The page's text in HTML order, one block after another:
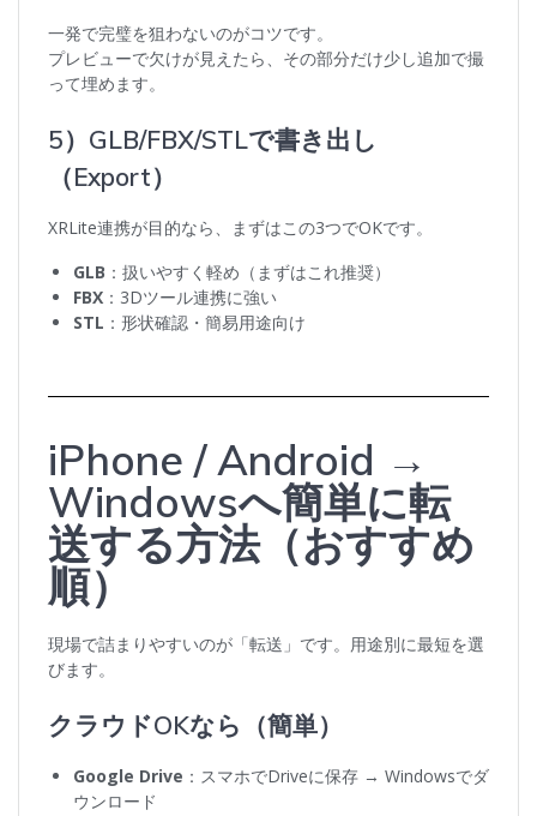
一発で完璧を狙わないのがコツです。
プレビューで欠けが見えたら、その部分だけ少し追加で撮
って埋めます。
5）GLB/FBX/STLで書き出し
（Export）
XRLite連携が目的なら、まずはこの3つでOKです。
GLB ：扱いやすく軽め（まずはこれ推奨）
FBX ：3Dツール連携に強い
STL ：形状確認・簡易用途向け
iPhone / Android →
Windowsへ簡単に転
送する方法（おすすめ
順）
現場で詰まりやすいのが「転送」です。用途別に最短を選
びます。
クラウドOKなら（簡単）
Google Drive ：スマホでDriveに保存 → Windowsでダ
ウンロード